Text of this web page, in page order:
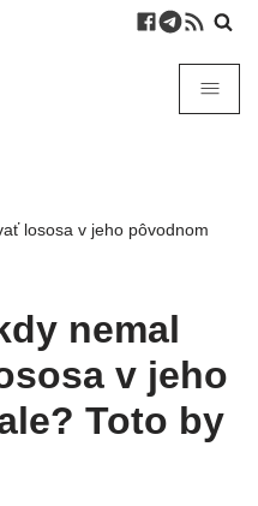
lososa v jeho pôvodnom
nemal
v jeho
Toto by